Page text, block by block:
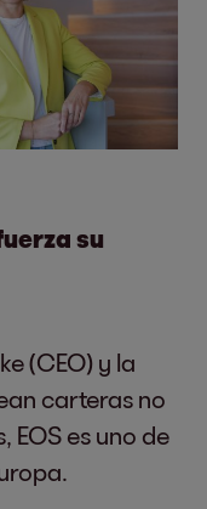
su
(CEO) y la
carteras no
es uno de